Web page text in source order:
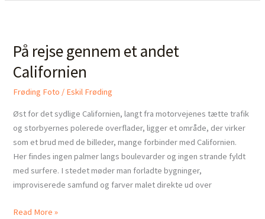
På rejse gennem et andet
Californien
Frøding Foto / Eskil Frøding
Øst for det sydlige Californien, langt fra motorvejenes tætte trafik
og storbyernes polerede overflader, ligger et område, der virker
som et brud med de billeder, mange forbinder med Californien.
Her findes ingen palmer langs boulevarder og ingen strande fyldt
med surfere. I stedet møder man forladte bygninger,
improviserede samfund og farver malet direkte ud over
gennem
andet
Californien
Read More »